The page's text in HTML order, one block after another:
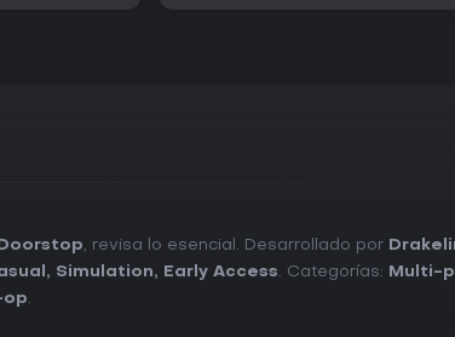
, revisa lo esencial. Desarrollado por
, Simulation, Early Access. Categorías: Multi-
op.